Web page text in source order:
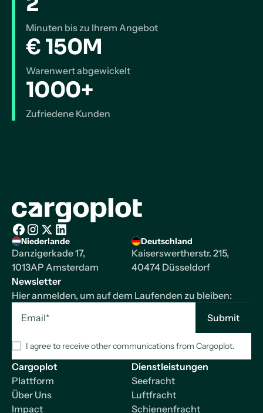
Minuten bis zu Ihrem Angebot
€ 150M
Warenwert abgewickelt
1000+
Zufriedene Kunden
Startseite
Facebook
Instagram
X/Twitter
LinkedIn
Niederlande
Danzigerkade 17,
1013AP Amsterdam
Deutschland
Kaiserswertherstr. 215,
40474 Düsseldorf
Cargoplot
Plattform
Über Uns
Impact
Dienstleistungen
Seefracht
Luftfracht
Schienenfracht
Newsletter
Hier anmelden, um auf dem Laufenden zu bleiben:
I agree to receive other communications from Cargoplot.